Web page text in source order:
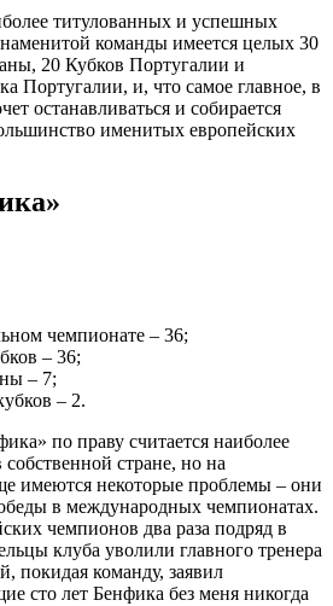
титулованных и успешных
команды имеется целых 30
20 Кубков Португалии и
Португалии, и, что самое главное, в
останавливаться и собирается
именитых европейских
чемпионате – 36;
– 36;
– 7;
– 2.
по праву считается наиболее
стране, но на
имеются некоторые проблемы – они
в международных чемпионатах.
чемпионов два раза подряд в
клуба уволили главного тренера
покидая команду, заявил
сто лет Бенфика без меня никогда